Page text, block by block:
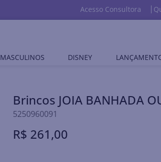
Acesso Consultora
MASCULINOS DISNEY
Brincos JOIA BANHADA
5250960091
R$ 261,00